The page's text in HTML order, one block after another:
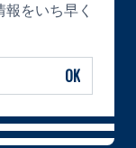
をいち早く
OK